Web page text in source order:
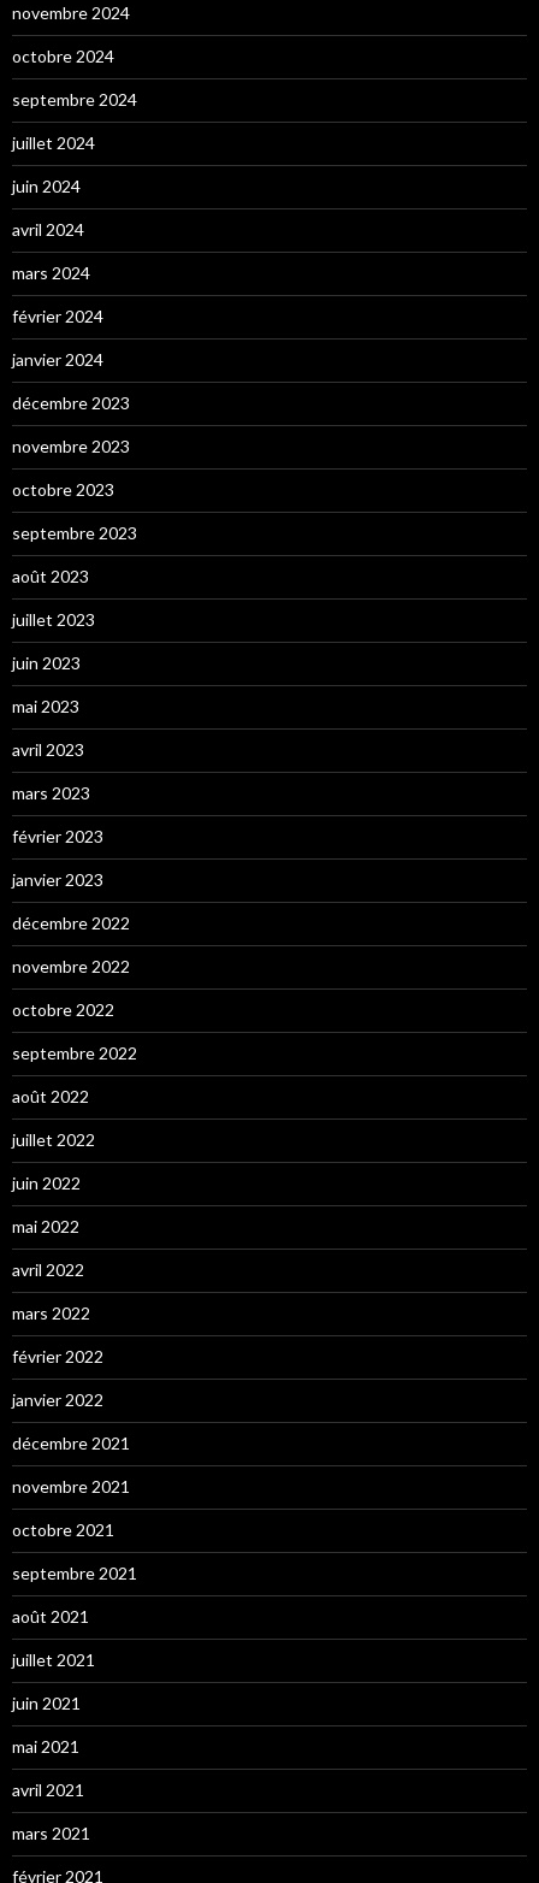
novembre 2024
octobre 2024
septembre 2024
juillet 2024
juin 2024
avril 2024
mars 2024
février 2024
janvier 2024
décembre 2023
novembre 2023
octobre 2023
septembre 2023
août 2023
juillet 2023
juin 2023
mai 2023
avril 2023
mars 2023
février 2023
janvier 2023
décembre 2022
novembre 2022
octobre 2022
septembre 2022
août 2022
juillet 2022
juin 2022
mai 2022
avril 2022
mars 2022
février 2022
janvier 2022
décembre 2021
novembre 2021
octobre 2021
septembre 2021
août 2021
juillet 2021
juin 2021
mai 2021
avril 2021
mars 2021
février 2021